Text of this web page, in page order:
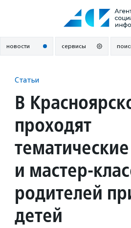
новости сервисы
Статьи
В
проходят
и мастер-
родителей
детей